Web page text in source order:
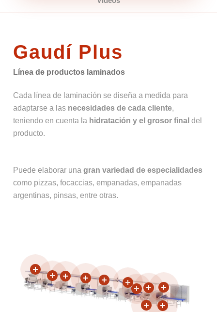
Gaudí Plus
Línea de productos laminados
Cada línea de laminación se diseña a medida para
adaptarse a las necesidades de cada cliente,
teniendo en cuenta la hidratación y el grosor final del
producto.
Puede elaborar unagran variedad de especialidades
como pizzas, focaccias, empanadas, empanadas
argentinas, pinsas, entre otras.